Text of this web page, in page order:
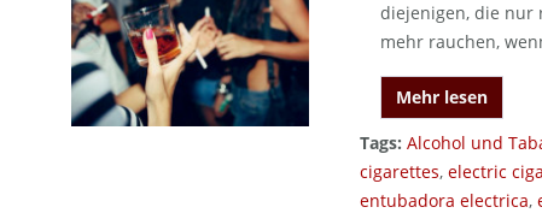
diejenigen, die nur
mehr rauchen,
Mehr lesen
Tags: Alcohol und
cigarettes, electric
entubadora electrica,